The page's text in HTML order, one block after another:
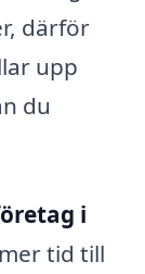
därför
upp
du
i
tid till